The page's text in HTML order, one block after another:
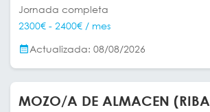
Jornada completa
2300€ - 2400€ / mes
Actualizada: 08/08/2026
MOZO/A DE ALMACEN (RIBA